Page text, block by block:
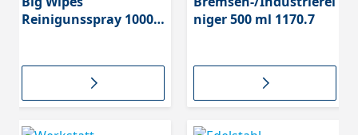
Reinigunsspray 1000
niger 500 ml 1170.7